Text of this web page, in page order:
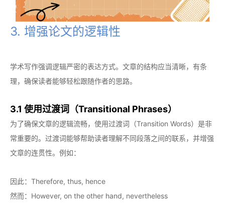
3. 增强论文的逻辑性
学术写作强调逻辑严密的表达方式。文章的结构应当清晰，有条
理，确保读者能够轻松跟随作者的思路。
3.1 使用过渡词（Transitional Phrases）
为了确保文章的逻辑流畅，使用过渡词（Transition Words）是非
常重要的。过渡词能够帮助读者理解不同段落之间的联系，并增强
文章的连贯性。例如：
因此：Therefore, thus, hence
然而：However, on the other hand, nevertheless